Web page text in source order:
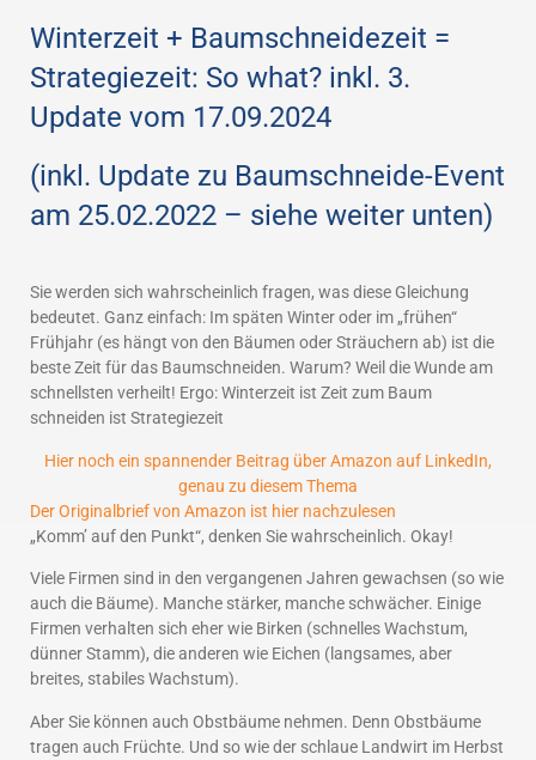
Winterzeit + Baumschneidezeit =
Strategiezeit: So what? inkl. 3.
Update vom 17.09.2024
(inkl. Update zu Baumschneide-Event
am 25.02.2022 – siehe weiter unten)
Sie werden sich wahrscheinlich fragen, was diese Gleichung
bedeutet. Ganz einfach: Im späten Winter oder im „frühen“
Frühjahr (es hängt von den Bäumen oder Sträuchern ab) ist die
beste Zeit für das Baumschneiden. Warum? Weil die Wunde am
schnellsten verheilt! Ergo: Winterzeit ist Zeit zum Baum
schneiden ist Strategiezeit
Hier noch ein spannender Beitrag über Amazon auf LinkedIn,
genau zu diesem Thema
Der Originalbrief von Amazon ist hier nachzulesen
„Komm’ auf den Punkt“, denken Sie wahrscheinlich. Okay!
Viele Firmen sind in den vergangenen Jahren gewachsen (so wie
auch die Bäume). Manche stärker, manche schwächer. Einige
Firmen verhalten sich eher wie Birken (schnelles Wachstum,
dünner Stamm), die anderen wie Eichen (langsames, aber
breites, stabiles Wachstum).
Aber Sie können auch Obstbäume nehmen. Denn Obstbäume
tragen auch Früchte. Und so wie der schlaue Landwirt im Herbst